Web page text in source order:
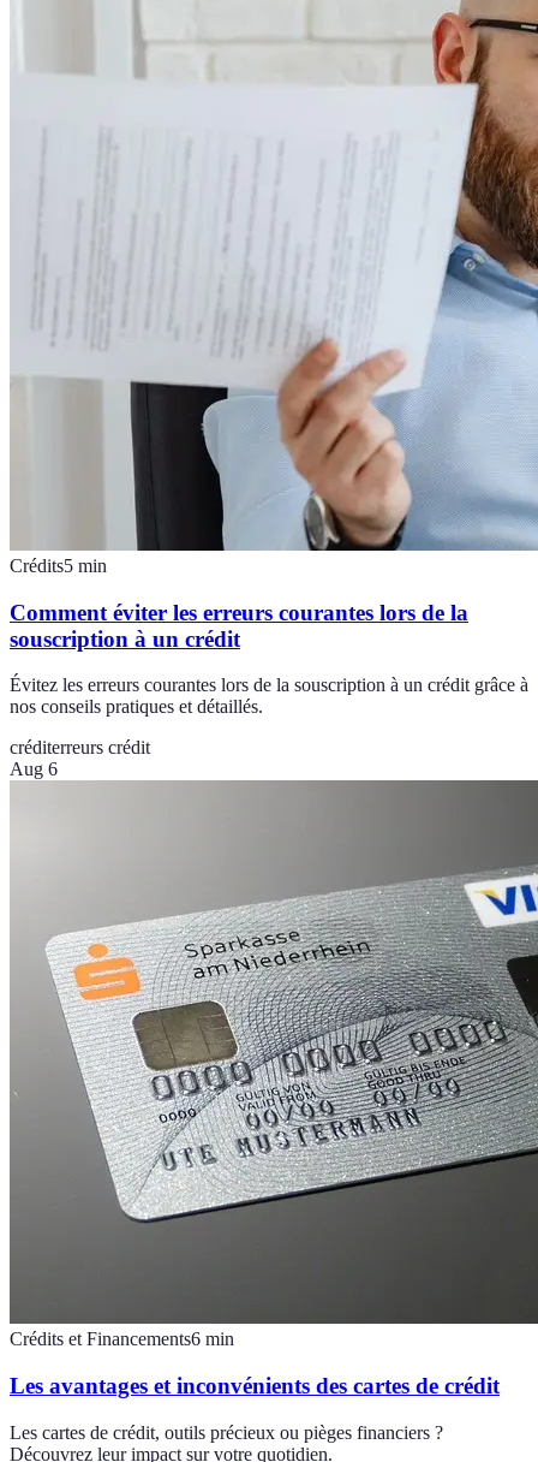
Crédits5 min
Comment éviter les erreurs courantes lors de la
souscription à un crédit
Évitez les erreurs courantes lors de la souscription à un crédit grâce à
nos conseils pratiques et détaillés.
créditerreurs crédit
Aug 6
Crédits et Financements6 min
Les avantages et inconvénients des cartes de crédit
Les cartes de crédit, outils précieux ou pièges financiers ?
Découvrez leur impact sur votre quotidien.